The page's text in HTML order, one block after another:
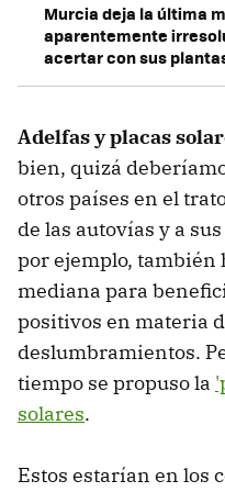
Murcia deja la última
aparentemente
acertar con sus
Adelfas y placas
bien, quizá
otros países en el
de las autovías y a
por ejemplo, también
mediana para
positivos en materia
deslumbramientos.
tiempo se propuso la
solares.
Estos estarían en los